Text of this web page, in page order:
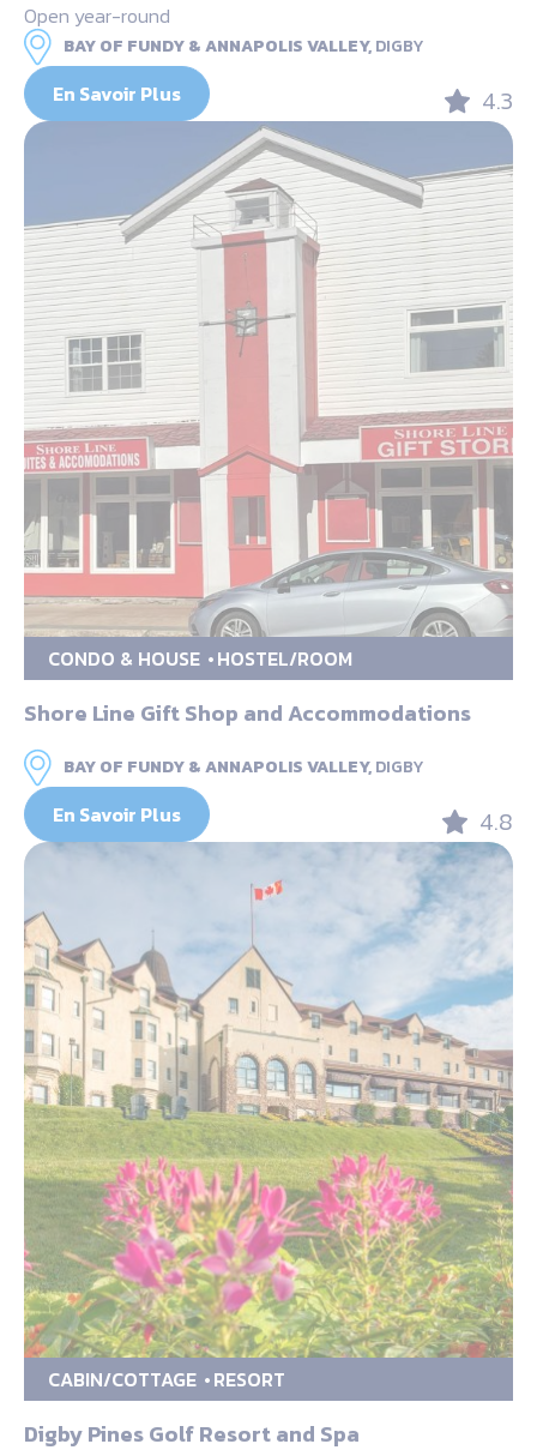
Open year-round
BAY OF FUNDY & ANNAPOLIS VALLEY,DIGBY
En Savoir Plus 4.3
CONDO & HOUSE HOSTEL/ROOM
Shore Line Gift Shop and Accommodations
BAY OF FUNDY & ANNAPOLIS VALLEY,DIGBY
En Savoir Plus 4.8
CABIN/COTTAGE RESORT
Digby Pines Golf Resort and Spa